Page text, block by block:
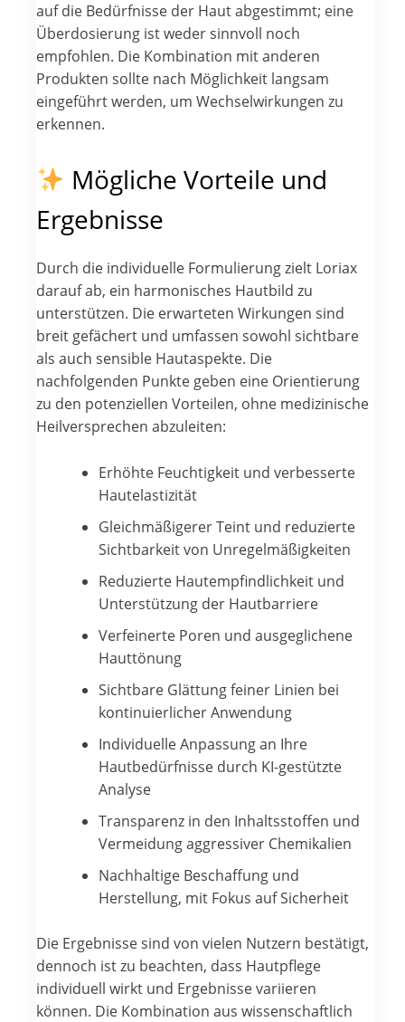
auf die Bedürfnisse der Haut abgestimmt; eine
Überdosierung ist weder sinnvoll noch
empfohlen. Die Kombination mit anderen
Produkten sollte nach Möglichkeit langsam
eingeführt werden, um Wechselwirkungen zu
erkennen.
Mögliche Vorteile und
Ergebnisse
Durch die individuelle Formulierung zielt Loriax
darauf ab, ein harmonisches Hautbild zu
unterstützen. Die erwarteten Wirkungen sind
breit gefächert und umfassen sowohl sichtbare
als auch sensible Hautaspekte. Die
nachfolgenden Punkte geben eine Orientierung
zu den potenziellen Vorteilen, ohne medizinische
Heilversprechen abzuleiten:
Erhöhte Feuchtigkeit und verbesserte
Hautelastizität
Gleichmäßigerer Teint und reduzierte
Sichtbarkeit von Unregelmäßigkeiten
Reduzierte Hautempfindlichkeit und
Unterstützung der Hautbarriere
Verfeinerte Poren und ausgeglichene
Hauttönung
Sichtbare Glättung feiner Linien bei
kontinuierlicher Anwendung
Individuelle Anpassung an Ihre
Hautbedürfnisse durch KI-gestützte
Analyse
Transparenz in den Inhaltsstoffen und
Vermeidung aggressiver Chemikalien
Nachhaltige Beschaffung und
Herstellung, mit Fokus auf Sicherheit
Die Ergebnisse sind von vielen Nutzern bestätigt,
dennoch ist zu beachten, dass Hautpflege
individuell wirkt und Ergebnisse variieren
können. Die Kombination aus wissenschaftlich